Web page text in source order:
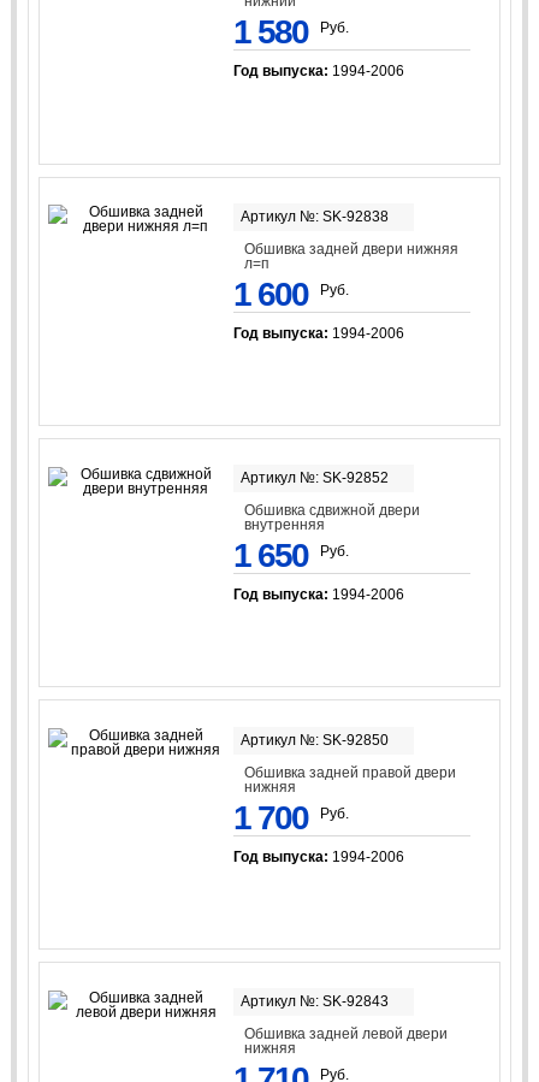
1 580 Руб.
Год выпуска: 1994-2006
Артикул №: SK-92838
Обшивка задней двери нижняя
л=п
1 600 Руб.
Год выпуска: 1994-2006
Артикул №: SK-92852
Обшивка сдвижной двери
внутренняя
1 650 Руб.
Год выпуска: 1994-2006
Артикул №: SK-92850
Обшивка задней правой двери
нижняя
1 700 Руб.
Год выпуска: 1994-2006
Артикул №: SK-92843
Обшивка задней левой двери
нижняя
Руб.